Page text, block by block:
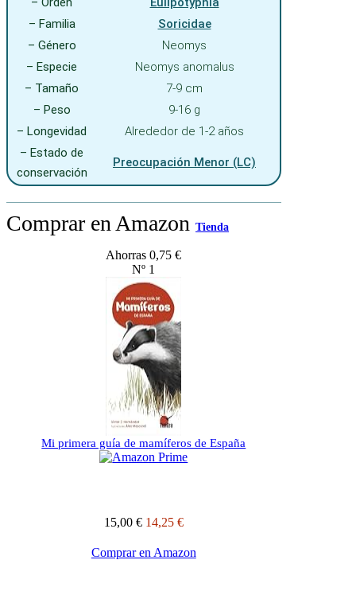
– Familia
Soricidae
– Género
Neomys
– Especie
Neomys anomalus
– Tamaño
7-9 cm
– Peso
9-16 g
– Longevidad
Alrededor de 1-2 años
– Estado de
conservación
Preocupación Menor (LC)
Comprar en Amazon Tienda
Ahorras 0,75 €
Nº 1
Mi primera guía de mamíferos de España
15,00 € 14,25 €
Comprar en Amazon